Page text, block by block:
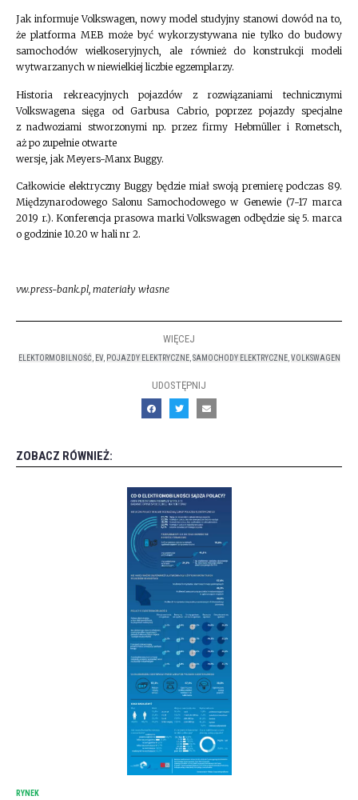
Jak informuje Volkswagen, nowy model studyjny stanowi dowód na to,
że platforma MEB może być wykorzystywana nie tylko do budowy
samochodów wielkoseryjnych, ale również do konstrukcji modeli
wytwarzanych w niewielkiej liczbie egzemplarzy.
Historia rekreacyjnych pojazdów z rozwiązaniami technicznymi
Volkswagena sięga od Garbusa Cabrio, poprzez pojazdy specjalne
z nadwoziami stworzonymi np. przez firmy Hebmüller i Rometsch,
aż po zupełnie otwarte
wersje, jak Meyers-Manx Buggy.
Całkowicie elektryczny Buggy będzie miał swoją premierę podczas 89.
Międzynarodowego Salonu Samochodowego w Genewie (7-17 marca
2019 r.). Konferencja prasowa marki Volkswagen odbędzie się 5. marca
o godzinie 10.20 w hali nr 2.
vw.press-bank.pl, materiały własne
WIĘCEJ
ELEKTORMOBILNOŚĆ, EV, POJAZDY ELEKTRYCZNE,SAMOCHODY ELEKTRYCZNE,VOLKSWAGEN
UDOSTĘPNIJ
ZOBACZ RÓWNIEŻ:
RYNEK